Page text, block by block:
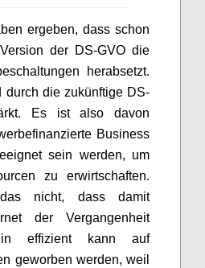
ergeben, dass schon
der DS-GVO die
herabsetzt.
durch die zukünftige DS-
Es ist also davon
Business
sein werden, um
zu erwirtschaften.
nicht, dass damit
der Vergangenheit
effizient kann auf
geworben werden, weil